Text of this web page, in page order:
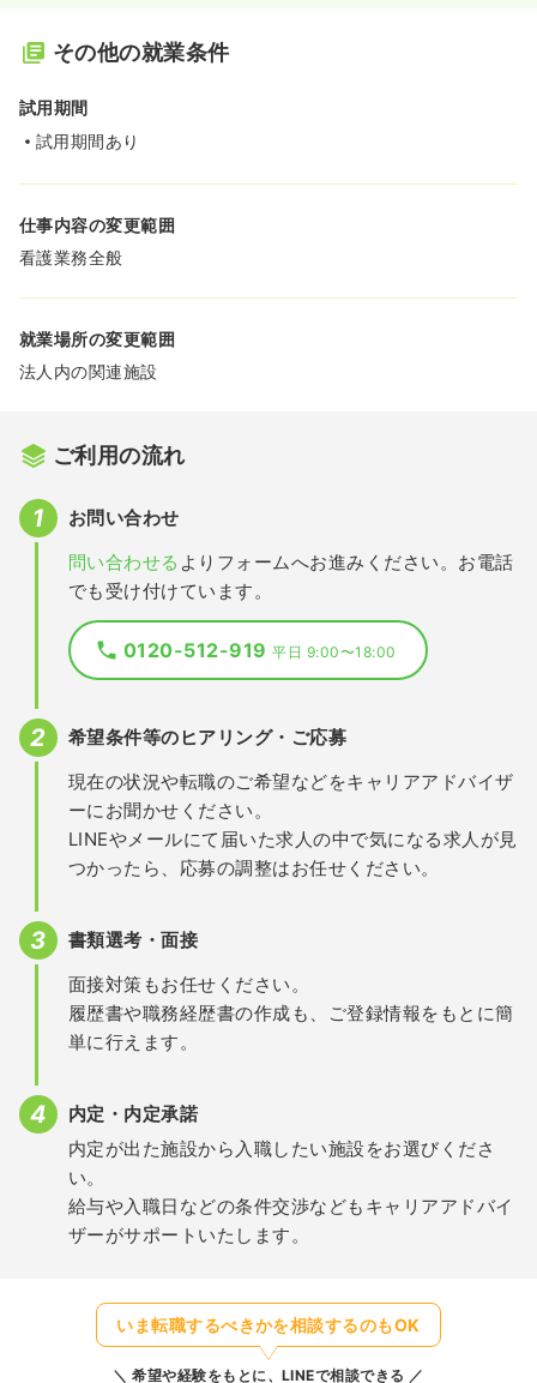
その他の就業条件
試用期間
試用期間あり
仕事内容の変更範囲
看護業務全般
就業場所の変更範囲
法人内の関連施設
ご利用の流れ
お問い合わせ
問い合わせる よりフォームへお進みください。お電話
でも受け付けています。
0120-512-919平日 9:00〜18:00
希望条件等のヒアリング・ご応募
現在の状況や転職のご希望などをキャリアアドバイザ
ーにお聞かせください。
LINEやメールにて届いた求人の中で気になる求人が見
つかったら、応募の調整はお任せください。
書類選考・面接
面接対策もお任せください。
履歴書や職務経歴書の作成も、ご登録情報をもとに簡
単に行えます。
内定・内定承諾
内定が出た施設から入職したい施設をお選びくださ
い。
給与や入職日などの条件交渉などもキャリアアドバイ
ザーがサポートいたします。
いま転職するべきかを相談するのもOK
希望や経験をもとに、LINEで相談できる